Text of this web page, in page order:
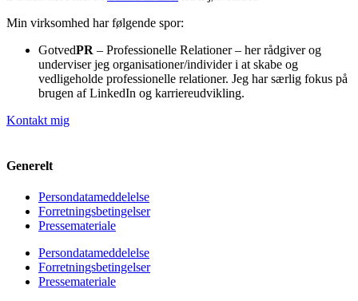
Min virksomhed har følgende spor:
GotvedPR – Professionelle Relationer – her rådgiver og
underviser jeg organisationer/individer i at skabe og
vedligeholde professionelle relationer. Jeg har særlig fokus på
brugen af LinkedIn og karriereudvikling.
Kontakt mig
Generelt
Persondatameddelelse
Forretningsbetingelser
Pressemateriale
Persondatameddelelse
Forretningsbetingelser
Pressemateriale